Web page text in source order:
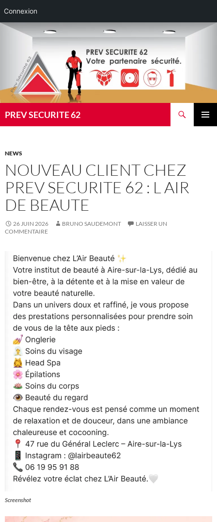
Connexion
Aller
PREV SECURITE 62
NEWS
NOUVEAU CLIENT CHEZ
PREV SECURITE 62 : L AIR
DE BEAUTE
26 JUIN 2026 BRUNO SAUDEMONT
LAISSER UN
COMMENTAIRE
Screenshot